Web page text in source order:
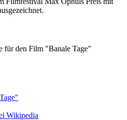
für den Film "Banale Tage"
Wikipedia